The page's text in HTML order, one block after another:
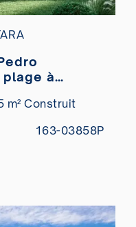
plage à
m² Construit
163-03858P